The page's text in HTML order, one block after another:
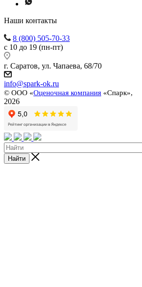
Наши контакты
8 (800) 505-70-33
с 10 до 19 (пн-пт)
г. Саратов, ул. Чапаева, 68/70
info@spark-ok.ru
© ООО «Оценочная компания «Спарк»,
2026
Найти